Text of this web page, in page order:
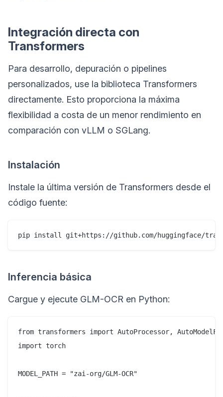
Integración directa con
Transformers
Para desarrollo, depuración o pipelines
personalizados, use la biblioteca Transformers
directamente. Esto proporciona la máxima
flexibilidad a costa de un menor rendimiento en
comparación con vLLM o SGLang.
Instalación
Instale la última versión de Transformers desde el
código fuente:
Inferencia básica
Cargue y ejecute GLM-OCR en Python:
from transformers import AutoProcessor,
import torch
MODEL_PATH = "zai-org/GLM-OCR"